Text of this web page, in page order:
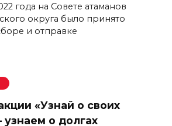
года на Совете атаманов
округа было принято
и отправке
«Узнай о своих
узнаем о долгах